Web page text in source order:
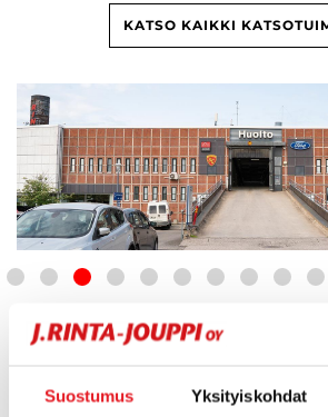
Suostumus Yksityiskohdat
KATSO KAIKKI
J. Rinta-Jouppi